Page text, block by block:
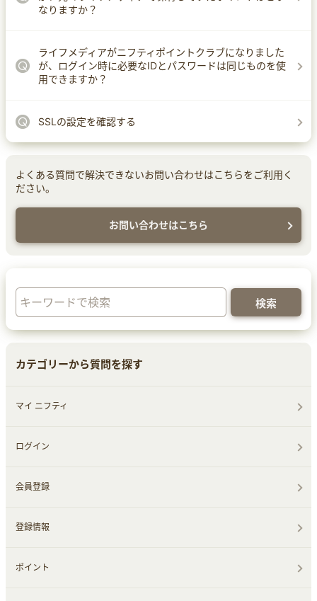
なりますか？
ライフメディアがニフティポイントクラブになりました
が、ログイン時に必要なIDとパスワードは同じものを使
用できますか？
SSLの設定を確認する
よくある質問で解決できないお問い合わせはこちらをご利用く
ださい。
お問い合わせはこちら
カテゴリーから質問を探す
マイ ニフティ
ログイン
会員登録
登録情報
ポイント